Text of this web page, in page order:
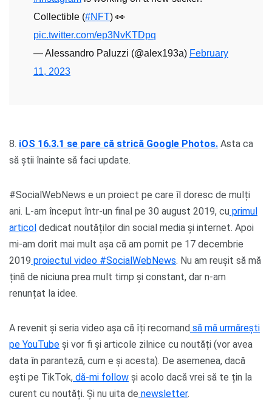
Collectible (#NFT) 👀
pic.twitter.com/ep3NvKTDpq
— Alessandro Paluzzi (@alex193a) February
11, 2023
8. iOS 16.3.1 se pare că strică Google Photos. Asta ca
să știi înainte să faci update.
#SocialWebNews e un proiect pe care îl doresc de mulți
ani. L-am început într-un final pe 30 august 2019, cu primul
articol dedicat noutăților din social media și internet. Apoi
mi-am dorit mai mult așa că am pornit pe 17 decembrie
2019 proiectul video #SocialWebNews. Nu am reușit să mă
țină de niciuna prea mult timp și constant, dar n-am
renunțat la idee.
A revenit și seria video așa că îți recomand să mă urmărești
pe YouTube și vor fi și articole zilnice cu noutăți (vor avea
data în paranteză, cum e și acesta). De asemenea, dacă
ești pe TikTok, dă-mi follow și acolo dacă vrei să te țin la
curent cu noutăți. Și nu uita de newsletter.